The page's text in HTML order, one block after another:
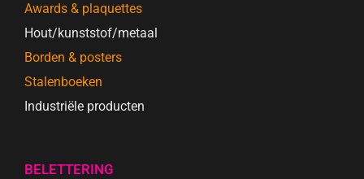
Awards & plaquettes
Hout/kunststof/metaal
Borden & posters
Stalenboeken
Industriële producten
BELETTERING